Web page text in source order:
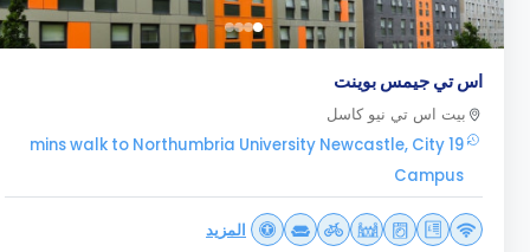
اس تي جيمس بوينت
بيت اس تي نيو كاسل
19 mins walk to Northumbria University Newcastle, City
Campus
المزيد